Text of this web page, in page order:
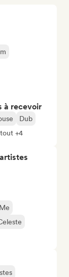
à recevoir
Dub
+4